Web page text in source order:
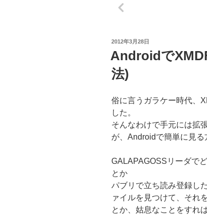
投
日:
2012年3月28日
Androidで
法)
俗に言うガラケー時代、
した。
そんなわけで手元には拡
が、Androidで簡単に見る
GALAPAGOSSリーダで
とか
パブリで立ち読み登録し
ァイルを見つけて、それ
とか、姑息なことをすれ